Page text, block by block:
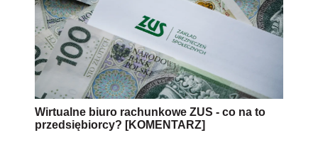
Wirtualne biuro rachunkowe ZUS - co na to
przedsiębiorcy? [KOMENTARZ]